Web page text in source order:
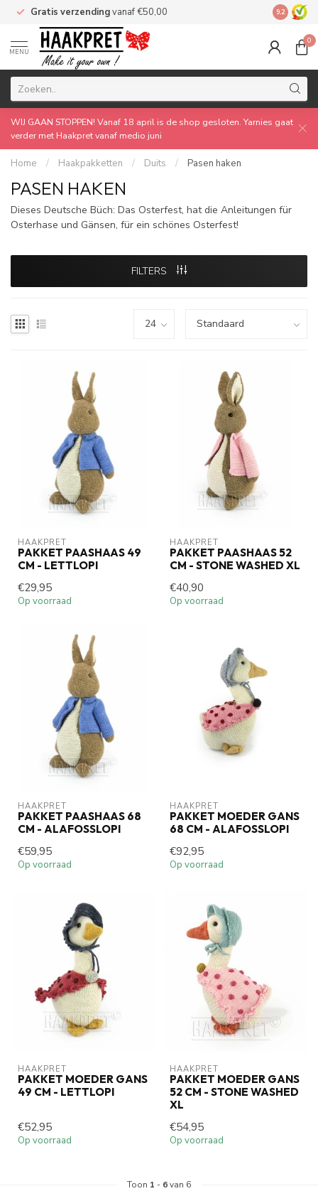
Gratis verzendingvanaf €50,00 Made by
9.2
MENU
0
WIJ GAAN STOPPEN! Vanaf 18 april is de shop gesloten. Yarnies gaat
verder met Haakpret vanaf medio juni
Home / Haakpakketten / Duits / Pasen haken
PASEN HAKEN
Dieses Deutsche Büch: Das Osterfest, hat die Anleitungen für
Osterhase und Gänsen, für ein schönes Osterfest!
FILTERS
HAAKPRET
PAKKET PAASHAAS 49
CM - LETTLOPI
€29,95
Op voorraad
HAAKPRET
PAKKET PAASHAAS 52
CM - STONE WASHED XL
€40,90
Op voorraad
HAAKPRET
PAKKET PAASHAAS 68
CM - ALAFOSSLOPI
€59,95
Op voorraad
HAAKPRET
PAKKET MOEDER GANS
68 CM - ALAFOSSLOPI
€92,95
Op voorraad
HAAKPRET
PAKKET MOEDER GANS
49 CM - LETTLOPI
€52,95
Op voorraad
HAAKPRET
PAKKET MOEDER GANS
52 CM - STONE WASHED
XL
€54,95
Op voorraad
Toon 1 - 6van 6